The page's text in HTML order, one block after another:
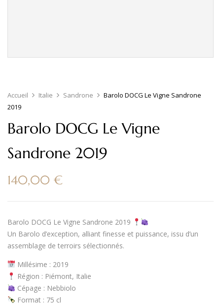
Accueil Italie Sandrone
Barolo DOCG Le Vigne Sandrone
2019
Barolo DOCG Le Vigne
Sandrone 2019
140,00 €
Barolo DOCG Le Vigne Sandrone 2019
Un Barolo d’exception, alliant finesse et puissance, issu d’un
assemblage de terroirs sélectionnés.
Millésime : 2019
Région : Piémont, Italie
Cépage : Nebbiolo
Format : 75 cl